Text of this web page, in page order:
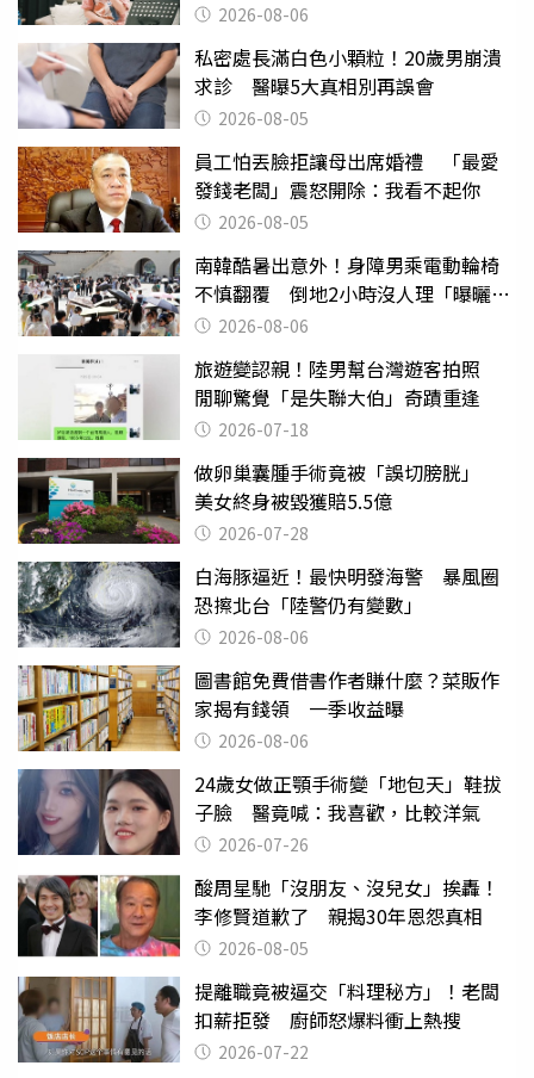
2026-08-06
私密處長滿白色小顆粒！20歲男崩潰
求診 醫曝5大真相別再誤會
2026-08-05
員工怕丟臉拒讓母出席婚禮 「最愛
發錢老闆」震怒開除：我看不起你
2026-08-05
南韓酷暑出意外！身障男乘電動輪椅
不慎翻覆 倒地2小時沒人理「曝曬
亡」2026-08-06
旅遊變認親！陸男幫台灣遊客拍照
閒聊驚覺「是失聯大伯」奇蹟重逢
2026-07-18
做卵巢囊腫手術竟被「誤切膀胱」
美女終身被毀獲賠5.5億
2026-07-28
白海豚逼近！最快明發海警 暴風圈
恐擦北台「陸警仍有變數」
2026-08-06
圖書館免費借書作者賺什麼？菜販作
家揭有錢領 一季收益曝
2026-08-06
24歲女做正顎手術變「地包天」鞋拔
子臉 醫竟喊：我喜歡，比較洋氣
2026-07-26
酸周星馳「沒朋友、沒兒女」挨轟！
李修賢道歉了 親揭30年恩怨真相
2026-08-05
提離職竟被逼交「料理秘方」！老闆
扣薪拒發 廚師怒爆料衝上熱搜
2026-07-22